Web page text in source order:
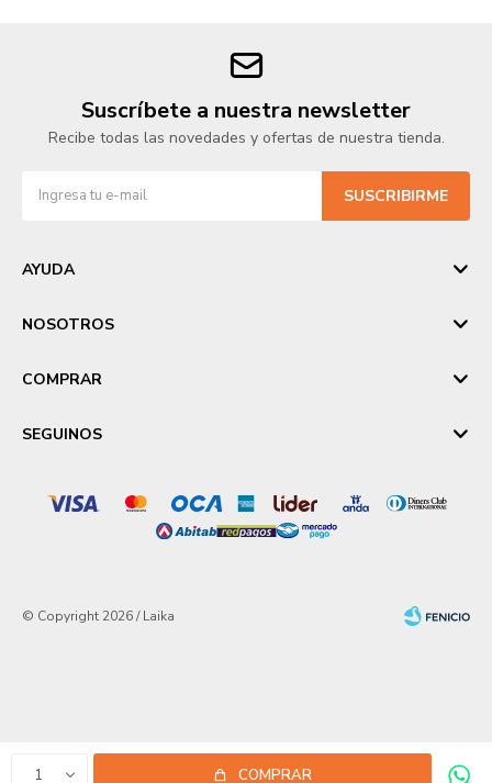
1 COMPRAR
Suscríbete a nuestra newsletter
Recibe todas las novedades y ofertas de nuestra tienda.
SUSCRIBIRME
AYUDA
NOSOTROS
COMPRAR
SEGUINOS
© Copyright 2026 / Laika